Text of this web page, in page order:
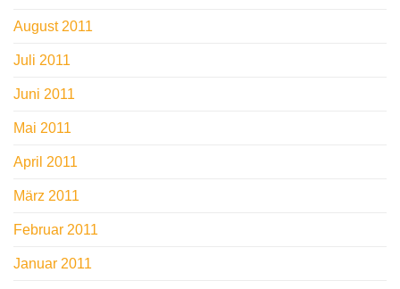
August 2011
Juli 2011
Juni 2011
Mai 2011
April 2011
März 2011
Februar 2011
Januar 2011